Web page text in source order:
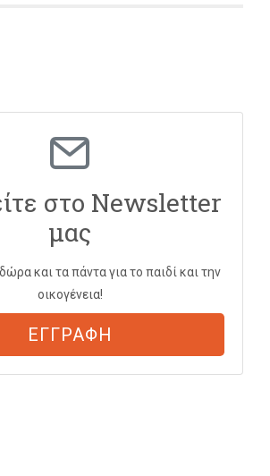
στο Newsletter
μας
και τα πάντα για το παιδί και την
οικογένεια!
ΕΓΓΡΑΦΗ